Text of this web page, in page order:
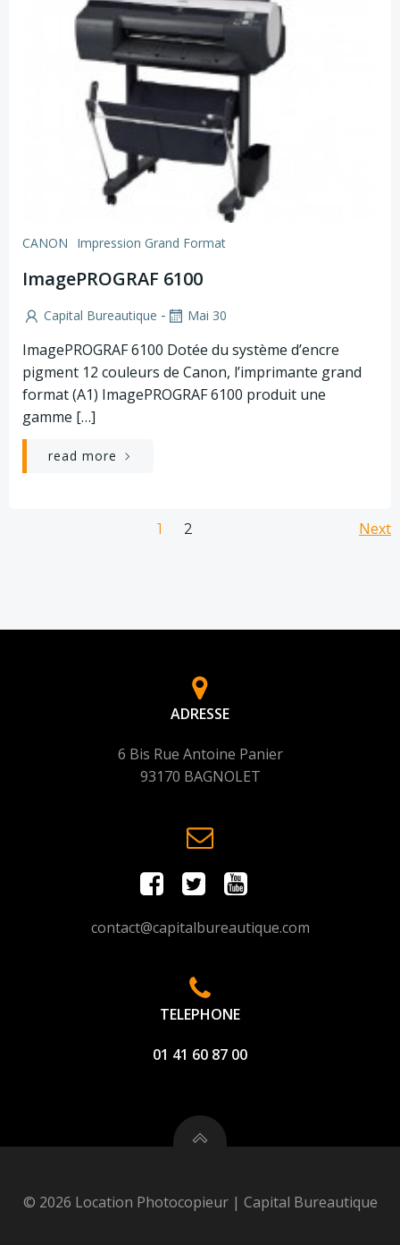
CANON Impression Grand Format
ImagePROGRAF 6100
Capital Bureautique - Mai 30
ImagePROGRAF 6100 Dotée du système d’encre
pigment 12 couleurs de Canon, l’imprimante grand
format (A1) ImagePROGRAF 6100 produit une
gamme […]
read more
Page
1 Page
2 Next
ADRESSE
6 Bis Rue Antoine Panier
93170 BAGNOLET
contact@capitalbureautique.com
TELEPHONE
01 41 60 87 00
© 2026 Location Photocopieur | Capital Bureautique